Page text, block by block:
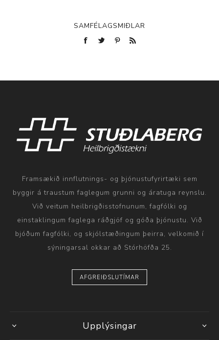
SAMFÉLAGSMIÐLAR
Framsækið innflutnings- og þjónustufyrirtæki sem
byggir á traustum faglegum grunni og áratuga reynslu.
Við veitum heilbrigðisstofnunum, fagfólki og
einstaklingum faglega ráðgjöf og góða þjónustu. Við
bjóðum fagfólki, og skjólstæðingum þeirra, velkomið í
sýningarsal okkar að Stórhöfða 25.
AFGREIÐSLUTÍMAR
Upplýsingar